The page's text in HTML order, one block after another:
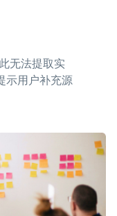
无法提取实
示用户补充源